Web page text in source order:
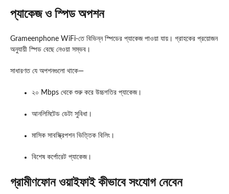
প্যাকেজ ও স্পিড অপশন
Grameenphone WiFi-তে বিভিন্ন স্পিডের প্যাকেজ পাওয়া যায়। গ্রাহকের প্রয়োজন
অনুযায়ী স্পিড বেছে নেওয়া সম্ভব।
সাধারণত যে অপশনগুলো থাকে—
২০ Mbps থেকে শুরু করে উচ্চগতির প্যাকেজ।
আনলিমিটেড ডেটা সুবিধা।
মাসিক সাবস্ক্রিপশন ভিত্তিক বিলিং।
বিশেষ কর্পোরেট প্যাকেজ।
গ্রামীণফোন ওয়াইফাইকীভাবে সংযোগ নেবেন